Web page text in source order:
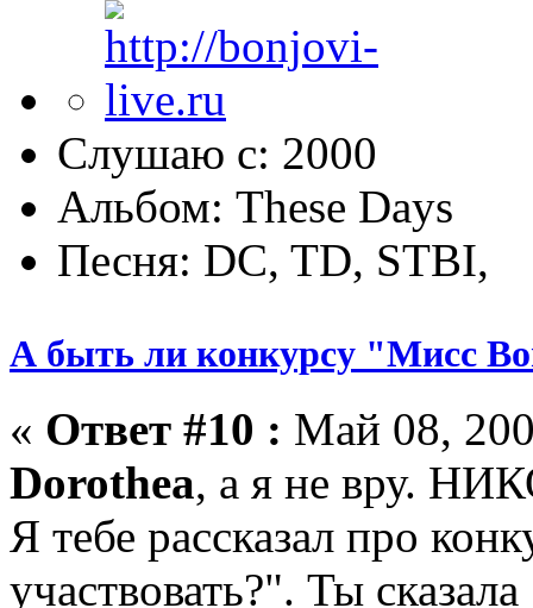
Слушаю с: 2000
Альбом: These Days
Песня: DC, TD, STBI,
А быть ли конкурсу "Мисс
« Ответ #10 : Май 08,
Dorothea, а я не вру.
Я тебе рассказал про
участвовать?". Ты